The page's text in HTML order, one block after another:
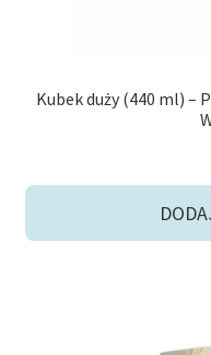
Kubek duży (440 ml) –